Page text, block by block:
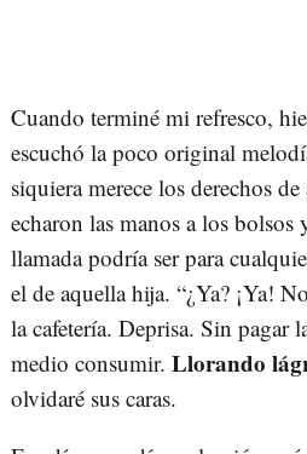
Cuando terminé mi refresco,
escuchó la poco original
siquiera merece los derechos
echaron las manos a los
llamada podría ser para
el de aquella hija. “¿Ya? ¡Ya!
la cafetería. Deprisa. Sin pagar
medio consumir. Llorando
olvidaré sus caras.